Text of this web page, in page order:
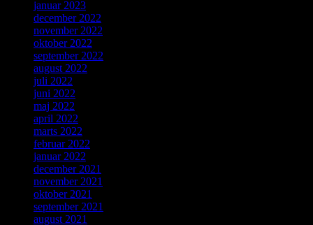
januar 2023
december 2022
november 2022
oktober 2022
september 2022
august 2022
juli 2022
juni 2022
maj 2022
april 2022
marts 2022
februar 2022
januar 2022
december 2021
november 2021
oktober 2021
september 2021
august 2021